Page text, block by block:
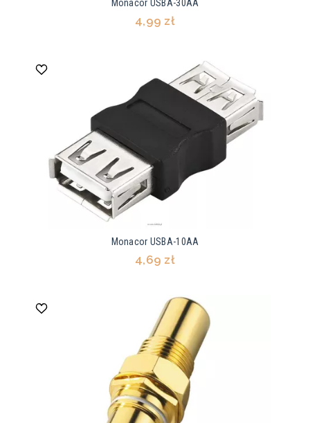
Monacor USBA-30AA
4,99 zł
Monacor USBA-10AA
4,69 zł